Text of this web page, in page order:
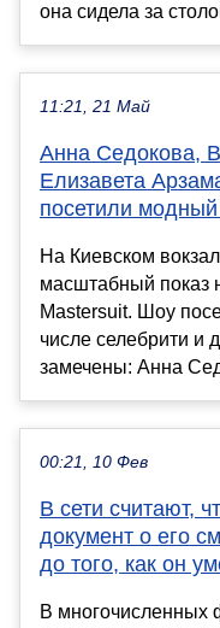
она сидела за
11:21, 21 Май
Анна Седокова,
Елизавета
посетили
На Киевском
масштабный показ
Mastersuit. Шоу
числе селебрити и
замечены: Анна
00:21, 10 Фев
В сети считают,
документ о его
до того, как он
В многочисленных